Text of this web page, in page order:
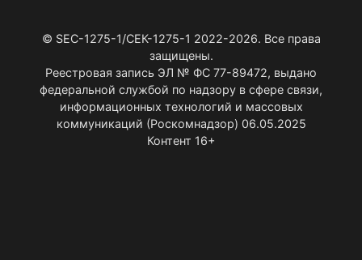
© SEC-1275-1/СЕК-1275-1 2022-2026. Все права
защищены.
Реестровая запись ЭЛ № ФС 77-89472, выдано
федеральной службой по надзору в сфере связи,
информационных технологий и массовых
коммуникаций (Роскомнадзор) 06.05.2025
Контент 16+